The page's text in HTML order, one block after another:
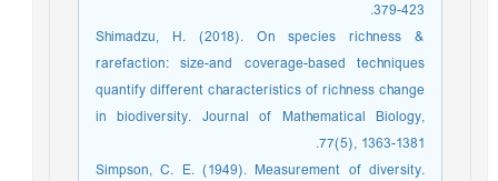
379-423.
Shimadzu, H. (2018). On species richness &
rarefaction: size-and coverage-based techniques
quantify different characteristics of richness change
in biodiversity. Journal of Mathematical Biology,
77(5), 1363-1381.
Simpson, C. E. (1949). Measurement of diversity.